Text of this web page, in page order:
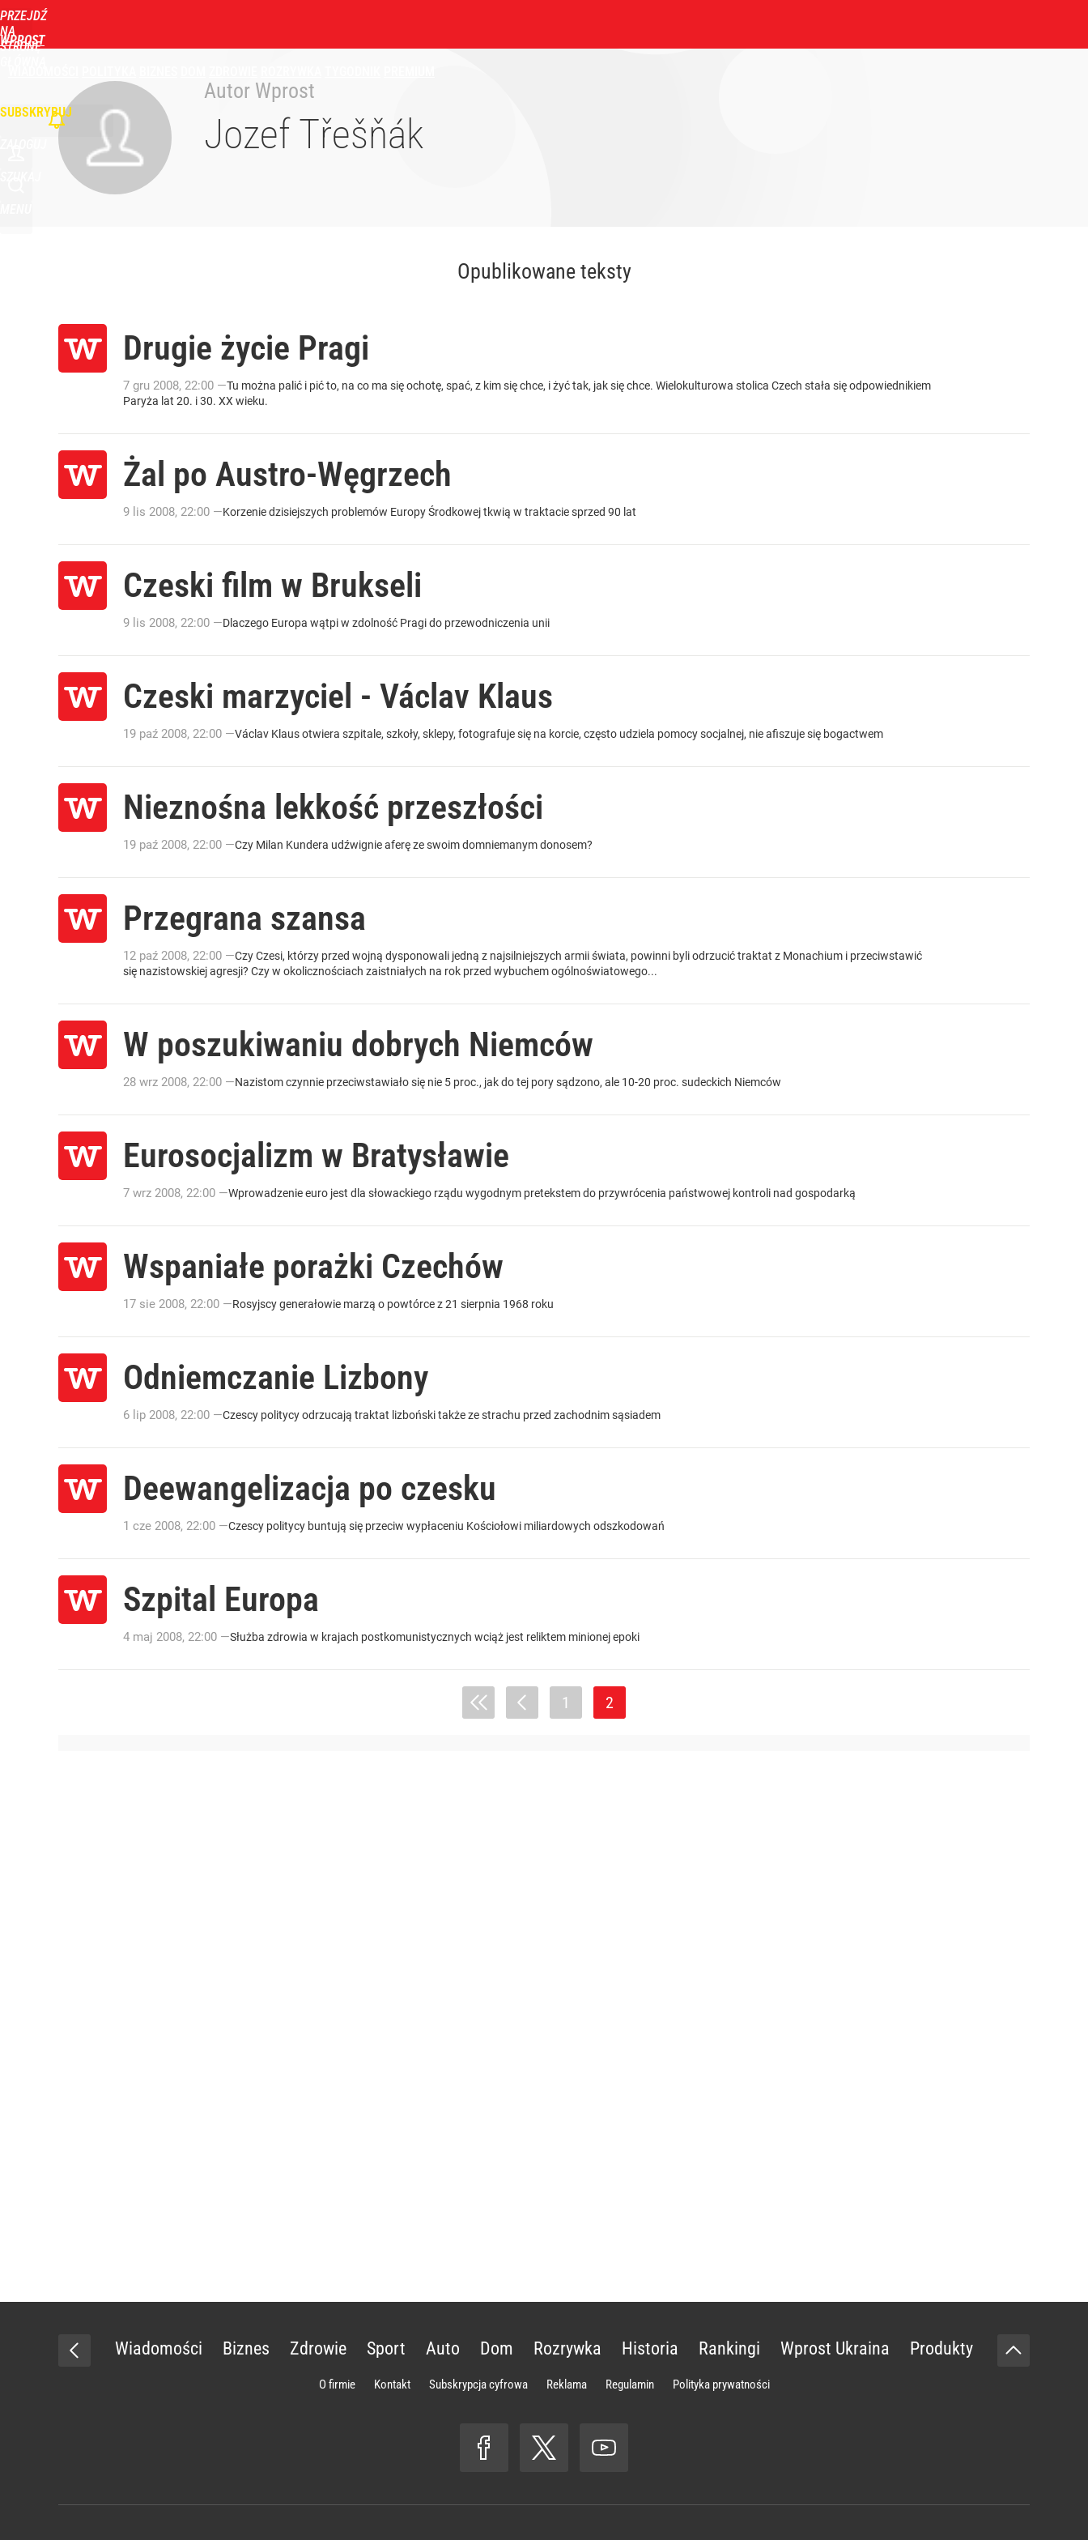
PRZEJDŹ
NA
STRONĘ
WPROST
SUBSKRYBUJ
Autor Wprost
Jozef Třešňák
Opublikowane teksty
Drugie życie Pragi
7 gru 2008, 22:00 —Tu można palić i pić to, na co ma się ochotę, spać, z kim się chce, i żyć tak, jak się chce. Wielokulturowa stolica Czech stała się odpowiednikiem
Paryża lat 20. i 30. XX wieku.
Żal po Austro-Węgrzech
9 lis 2008, 22:00 —Korzenie dzisiejszych problemów Europy Środkowej tkwią w traktacie sprzed 90 lat
Czeski film w Brukseli
9 lis 2008, 22:00 —Dlaczego Europa wątpi w zdolność Pragi do przewodniczenia unii
Czeski marzyciel - Václav Klaus
19 paź 2008, 22:00 —Václav Klaus otwiera szpitale, szkoły, sklepy, fotografuje się na korcie, często udziela pomocy socjalnej, nie afiszuje się bogactwem
Nieznośna lekkość przeszłości
19 paź 2008, 22:00 —Czy Milan Kundera udźwignie aferę ze swoim domniemanym donosem?
Przegrana szansa
12 paź 2008, 22:00 —Czy Czesi, którzy przed wojną dysponowali jedną z najsilniejszych armii świata, powinni byli odrzucić traktat z Monachium i przeciwstawić
się nazistowskiej agresji? Czy w okolicznościach zaistniałych na rok przed wybuchem ogólnoświatowego...
W poszukiwaniu dobrych Niemców
28 wrz 2008, 22:00 —Nazistom czynnie przeciwstawiało się nie 5 proc., jak do tej pory sądzono, ale 10-20 proc. sudeckich Niemców
Eurosocjalizm w Bratysławie
7 wrz 2008, 22:00 —Wprowadzenie euro jest dla słowackiego rządu wygodnym pretekstem do przywrócenia państwowej kontroli nad gospodarką
Wspaniałe porażki Czechów
17 sie 2008, 22:00 —Rosyjscy generałowie marzą o powtórce z 21 sierpnia 1968 roku
Odniemczanie Lizbony
6 lip 2008, 22:00 —Czescy politycy odrzucają traktat lizboński także ze strachu przed zachodnim sąsiadem
Deewangelizacja po czesku
1 cze 2008, 22:00 —Czescy politycy buntują się przeciw wypłaceniu Kościołowi miliardowych odszkodowań
Szpital Europa
4 maj 2008, 22:00 —Służba zdrowia w krajach postkomunistycznych wciąż jest reliktem minionej epoki
1 2
Wiadomości Biznes Zdrowie Sport Auto Dom Rozrywka Historia Rankingi Wprost Ukraina Produkty
O firmie Kontakt Subskrypcja cyfrowa Reklama Regulamin Polityka prywatności